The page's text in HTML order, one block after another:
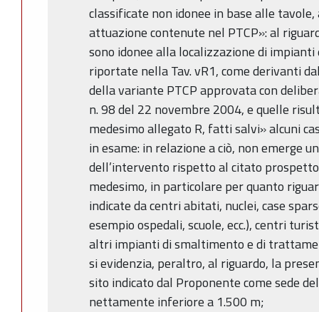
classificate non idonee in base alle
attuazione contenute nel PTCP»: al
sono idonee alla localizzazione di
riportate nella Tav. vR1, come derivanti
della variante PTCP approvata con
n. 98 del 22 novembre 2004, e quelle
medesimo allegato R, fatti salvi» alcuni
in esame: in relazione a ciò, non emerge
dell’intervento rispetto al citato prospetto
medesimo, in particolare per quanto
indicate da centri abitati, nuclei, case
esempio ospedali, scuole, ecc.), centri
altri impianti di smaltimento e di
si evidenzia, peraltro, al riguardo, la
sito indicato dal Proponente come sede
nettamente inferiore a 1.500 m;